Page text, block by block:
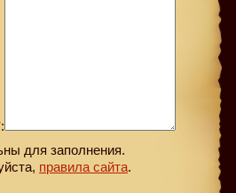
для заполнения.
правила сайта.